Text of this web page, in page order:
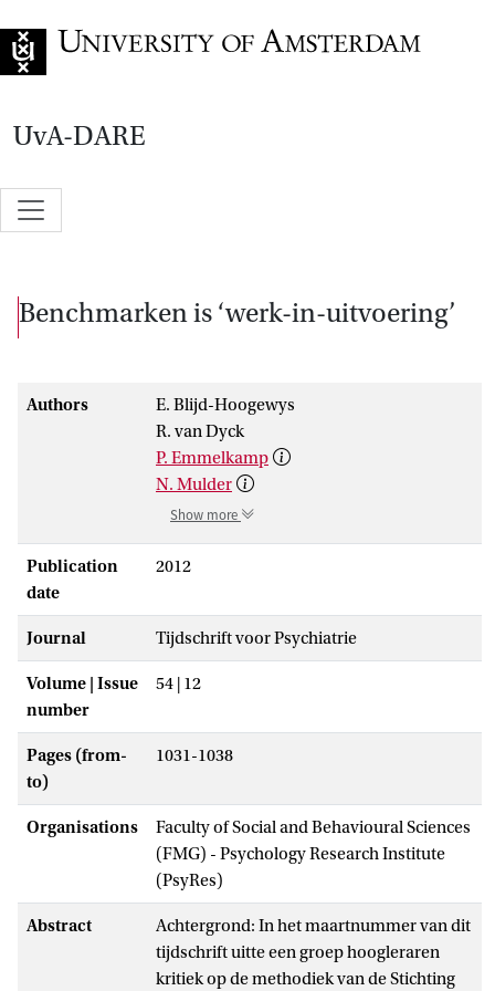
UvA-DARE
Benchmarken is ‘werk-in-uitvoering’
Authors
E. Blijd-Hoogewys
R. van Dyck
P. Emmelkamp
N. Mulder
Show more
Publication
date
2012
Journal Tijdschrift voor Psychiatrie
Volume | Issue
number
54 | 12
Pages (from-
to)
1031-1038
Organisations
Faculty of Social and Behavioural Sciences
(FMG) - Psychology Research Institute
(PsyRes)
Abstract
Achtergrond: In het maartnummer van dit
tijdschrift uitte een groep hoogleraren
kritiek op de methodiek van de Stichting